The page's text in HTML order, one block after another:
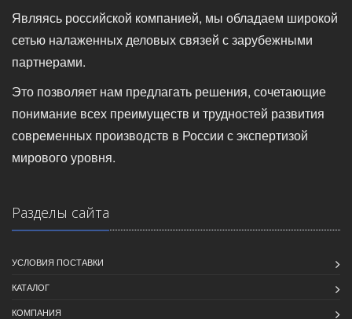
Являясь российской компанией, мы обладаем широкой
сетью налаженных деловых связей с зарубежными
партнерами.
Это позволяет нам предлагать решения, сочетающие
понимание всех преимуществ и трудностей развития
современных производств в России с экспертизой
мирового уровня.
Разделы сайта
УСЛОВИЯ ПОСТАВКИ
КАТАЛОГ
КОМПАНИЯ